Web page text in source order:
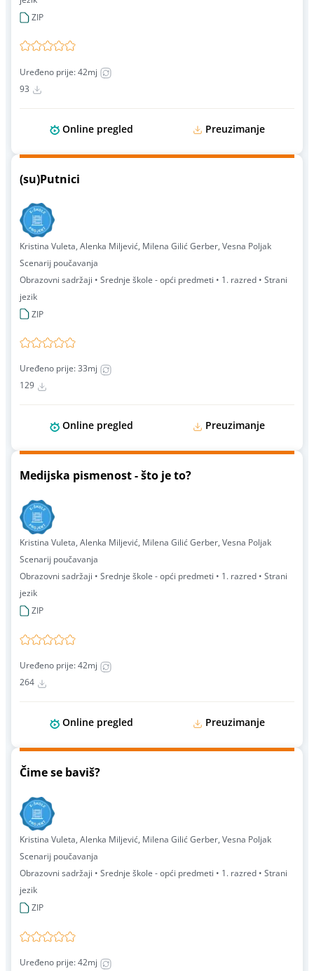
ZIP
Uređeno prije: 42mj
93
Online pregled Preuzimanje
(su)Putnici
Kristina Vuleta, Alenka Miljević, Milena Gilić Gerber, Vesna Poljak
Scenarij poučavanja
Obrazovni sadržaji • Srednje škole - opći predmeti • 1. razred • Strani
jezik
ZIP
Uređeno prije: 33mj
129
Online pregled Preuzimanje
Medijska pismenost - što je to?
Kristina Vuleta, Alenka Miljević, Milena Gilić Gerber, Vesna Poljak
Scenarij poučavanja
Obrazovni sadržaji • Srednje škole - opći predmeti • 1. razred • Strani
jezik
ZIP
Uređeno prije: 42mj
264
Online pregled Preuzimanje
Čime se baviš?
Kristina Vuleta, Alenka Miljević, Milena Gilić Gerber, Vesna Poljak
Scenarij poučavanja
Obrazovni sadržaji • Srednje škole - opći predmeti • 1. razred • Strani
jezik
ZIP
Uređeno prije: 42mj